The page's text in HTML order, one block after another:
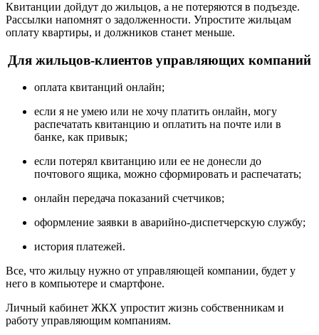
Квитанции дойдут до жильцов, а не потеряются в подъезде.
Рассылки напомнят о задолженности. Упростите жильцам
оплату квартиры, и должников станет меньше.
Для жильцов-клиентов управляющих компаний
оплата квитанций онлайн;
если я не умею или не хочу платить онлайн, могу
распечатать квитанцию и оплатить на почте или в
банке, как привык;
если потерял квитанцию или ее не донесли до
почтового ящика, можно сформировать и распечатать;
онлайн передача показаний счетчиков;
оформление заявки в аварийно-диспетчерскую службу;
история платежей.
Все, что жильцу нужно от управляющей компании, будет у
него в компьютере и смартфоне.
Личный кабинет ЖКХ упростит жизнь собственникам и
работу управляющим компаниям.